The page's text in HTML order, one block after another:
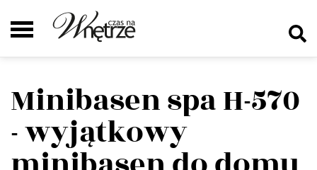
Minibasen spa H-570
- wyjątkowy